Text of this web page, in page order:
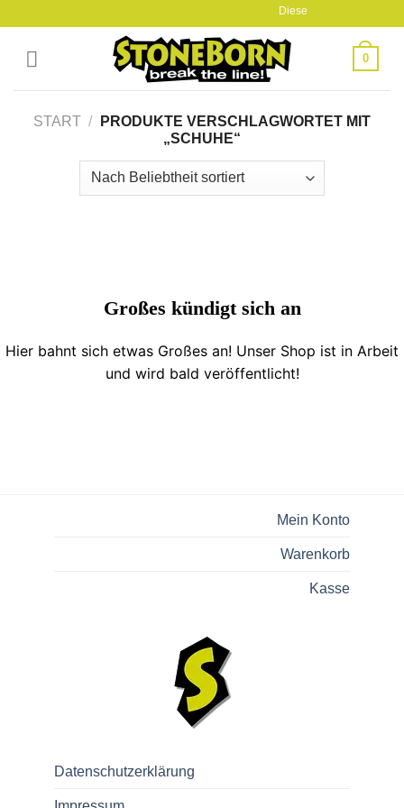
content
Diese Seite befindet sich
0
START /
PRODUKTE VERSCHLAGWORTET MIT
„SCHUHE“
Großes kündigt sich an
Hier bahnt sich etwas Großes an! Unser Shop ist in Arbeit
und wird bald veröffentlicht!
Mein Konto
Warenkorb
Kasse
Datenschutzerklärung